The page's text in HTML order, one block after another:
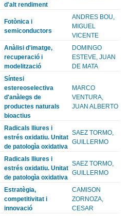
d'alt rendiment
Fotònica i
semiconductors
ANDRES BOU,
MIGUEL
VICENTE
Anàlisi d'imatge,
recuperació i
modelització
DOMINGO
ESTEVE, JUAN
DE MATA
Síntesi
estereoselectiva
d'anàlegs de
productes naturals
bioactius
MARCO
VENTURA,
JUAN ALBERTO
Radicals lliures i
estrés oxidatiu. Unitat
de patologìa oxidativa
SAEZ TORMO,
GUILLERMO
Radicals lliures i
estrés oxidatiu. Unitat
de patologìa oxidativa
SAEZ TORMO,
GUILLERMO
Estratègia,
competitivitat i
innovació
CAMISON
ZORNOZA,
CESAR